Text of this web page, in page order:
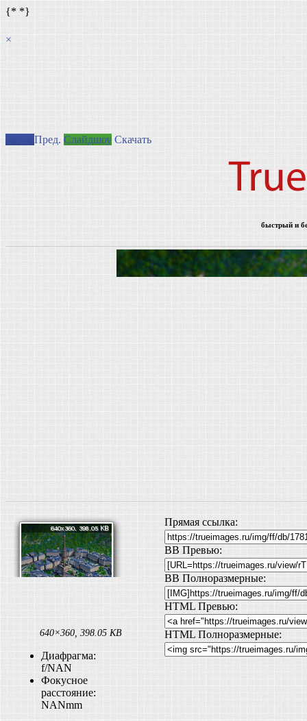
{* *}
×
Пред. Слайдшоу Скачать
быстрый и
640×360, 398.05 KB
Диафрагма:
f/NAN
Фокусное
расстояние:
NANmm
Прямая ссылка:
BB Превью:
BB Полноразмерные:
HTML Превью:
HTML Полноразмерные: